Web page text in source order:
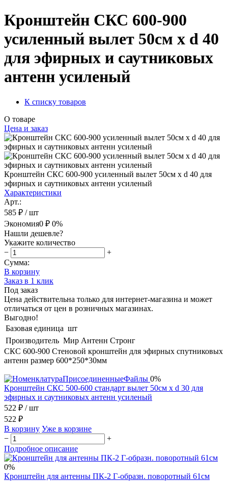
Кронштейн СКС 600-900
усиленный вылет 50см x d 40
для эфирных и саутниковых
антенн усиленый
К списку товаров
О товаре
Цена и заказ
Кронштейн СКС 600-900 усиленный вылет 50см x d 40 для
эфирных и саутниковых антенн усиленый
Характеристики
Арт.:
585 ₽ / шт
Экономия0 ₽ 0%
Нашли дешевле?
Укажите количество
−
+
Сумма:
В корзину
Заказ в 1 клик
Под заказ
Цена действительна только для интернет-магазина и может
отличаться от цен в розничных магазинах.
Выгодно!
Базовая единица шт
Производитель Мир Антенн Стронг
СКС 600-900 Стеновой кронштейн для эфирных спутниковых
антенн размер 600*250*30мм
0%
Кронштейн СКС 500-600 стандарт вылет 50см x d 30 для
эфирных и саутниковых антенн усиленый
522 ₽ / шт
522 ₽
В корзину Уже в корзине
−
+
Подробное описание
0%
Кронштейн для антенны ПК-2 Г-образн. поворотный 61см